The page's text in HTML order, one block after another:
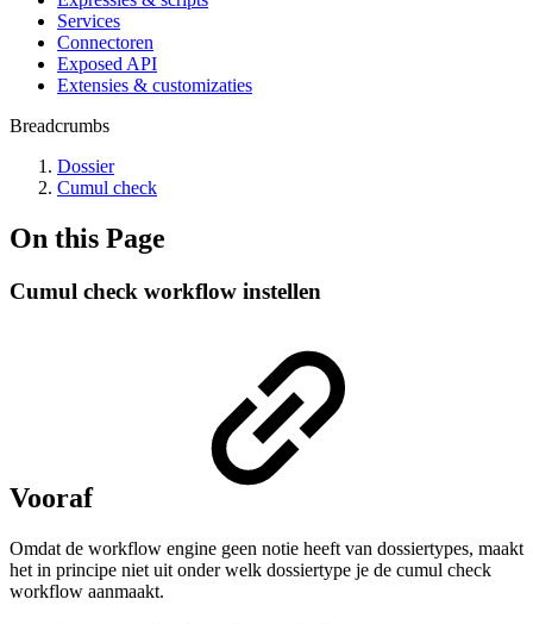
Services
Connectoren
Exposed API
Extensies & customizaties
Breadcrumbs
Dossier
Cumul check
On this Page
Cumul check workflow instellen
Vooraf
Omdat de workflow engine geen notie heeft van dossiertypes, maakt
het in principe niet uit onder welk dossiertype je de cumul check
workflow aanmaakt.